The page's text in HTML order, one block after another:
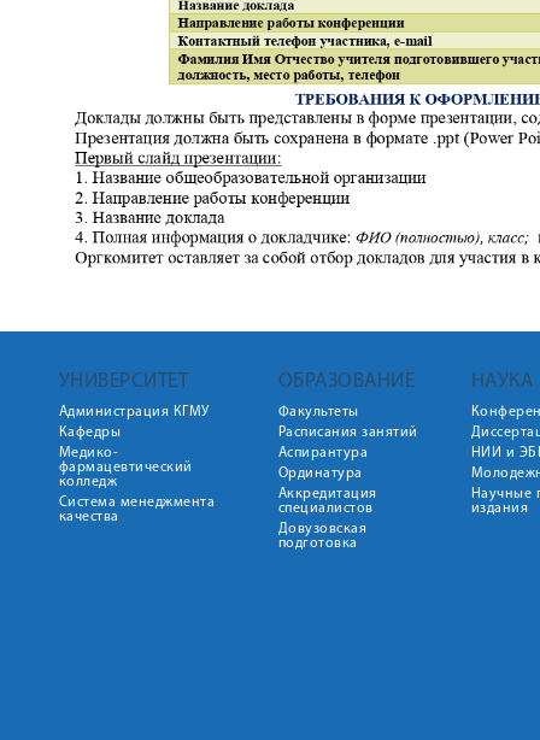
УНИВЕРСИТЕТ
Администрация КГМУ
Кафедры
Медико-
фармацевтический
колледж
Система менеджмента
качества
ОБРАЗОВАНИЕ
Факультеты
Расписания занятий
Аспирантура
Ординатура
Аккредитация
специалистов
Довузовская
подготовка
НАУКА
НИИ и
Научные
издания